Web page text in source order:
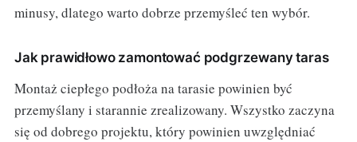
minusy, dlatego warto dobrze przemyśleć ten wybór.
Jak prawidłowo zamontować podgrzewany taras
Montaż ciepłego podłoża na tarasie powinien być
przemyślany i starannie zrealizowany. Wszystko zaczyna
się od dobrego projektu, który powinien uwzględniać